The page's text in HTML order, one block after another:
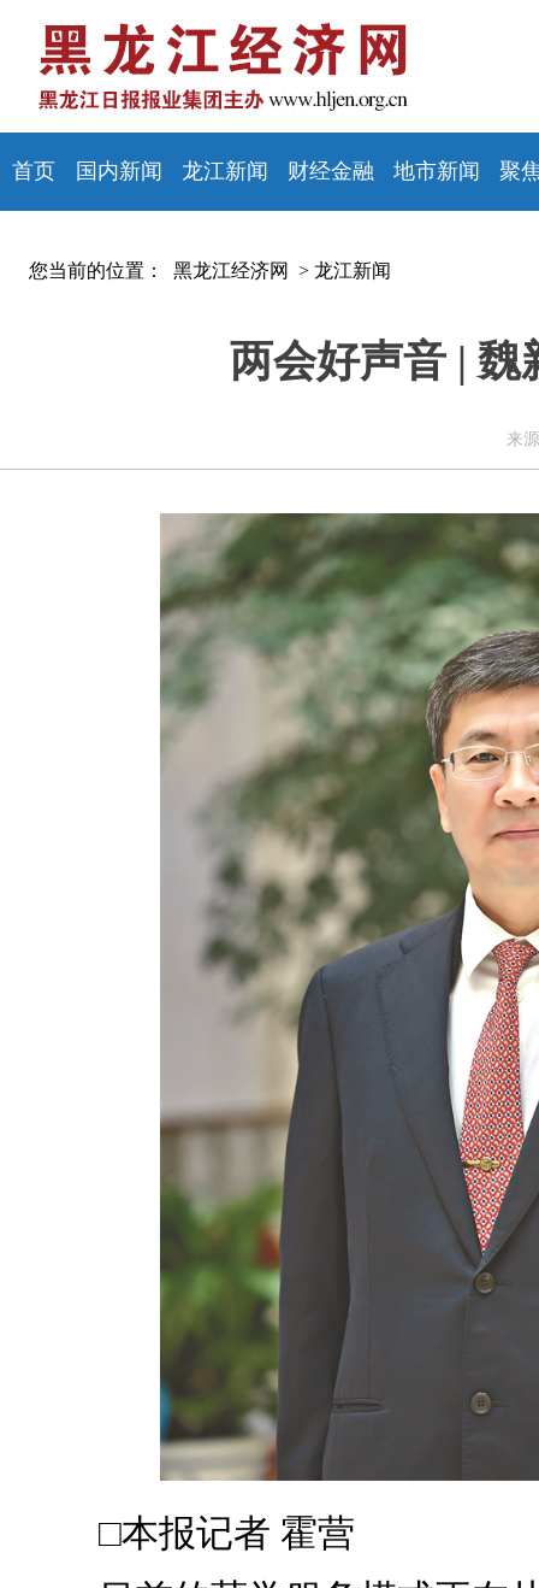
首页 国内新闻 龙江新闻 财经金融 地市新闻 聚
您当前的位置： 黑龙江经济网 > 龙江新闻
两会好声音 |
来
□本报记者 霍营